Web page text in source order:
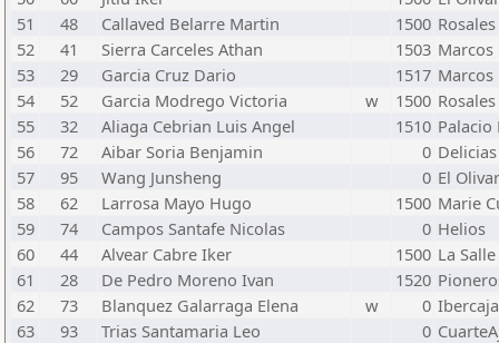
51
48 Callaved Belarre Martin 1500
52
41 Sierra Carceles Athan 1503 Marcos
53
29 Garcia Cruz Dario 1517 Marcos
54
52 Garcia Modrego Victoria w 1500
55
32 Aliaga Cebrian Luis Angel 1510 Palacio
56
72 Aibar Soria Benjamin 0 Delicias
57
95 Wang Junsheng 0 El Olivar
58
62 Larrosa Mayo Hugo 1500 Marie
59
74 Campos Santafe Nicolas 0 Helios
60
44 Alvear Cabre Iker 1500 La
61
28 De Pedro Moreno Ivan 1520
62
73 Blanquez Galarraga Elena w 0 Ibercaja
63
93 Trias Santamaria Leo 0